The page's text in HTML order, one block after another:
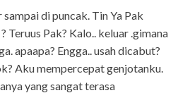
di puncak. Tin Ya Pak
Teruus Pak? Kalo.. keluar .gimana
apaapa? Engga.. usah dicabut?
Aku mempercepat genjotanku.
yang sangat terasa